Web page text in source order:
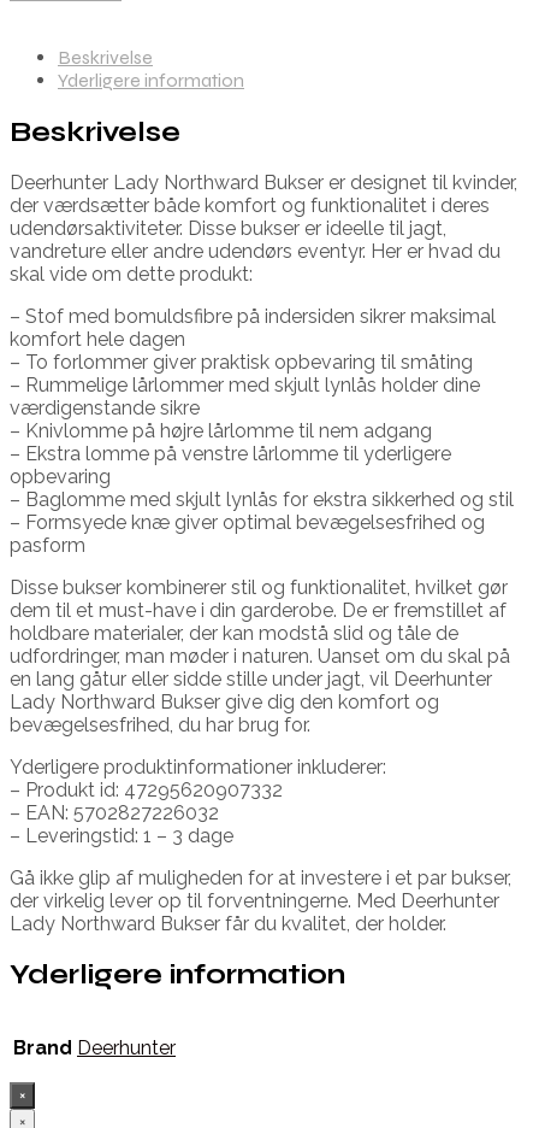
Beskrivelse
Yderligere information
Beskrivelse
Deerhunter Lady Northward Bukser er designet til kvinder,
der værdsætter både komfort og funktionalitet i deres
udendørsaktiviteter. Disse bukser er ideelle til jagt,
vandreture eller andre udendørs eventyr. Her er hvad du
skal vide om dette produkt:
– Stof med bomuldsfibre på indersiden sikrer maksimal
komfort hele dagen
– To forlommer giver praktisk opbevaring til småting
– Rummelige lårlommer med skjult lynlås holder dine
værdigenstande sikre
– Knivlomme på højre lårlomme til nem adgang
– Ekstra lomme på venstre lårlomme til yderligere
opbevaring
– Baglomme med skjult lynlås for ekstra sikkerhed og stil
– Formsyede knæ giver optimal bevægelsesfrihed og
pasform
Disse bukser kombinerer stil og funktionalitet, hvilket gør
dem til et must-have i din garderobe. De er fremstillet af
holdbare materialer, der kan modstå slid og tåle de
udfordringer, man møder i naturen. Uanset om du skal på
en lang gåtur eller sidde stille under jagt, vil Deerhunter
Lady Northward Bukser give dig den komfort og
bevægelsesfrihed, du har brug for.
Yderligere produktinformationer inkluderer:
– Produkt id: 47295620907332
– EAN: 5702827226032
– Leveringstid: 1 – 3 dage
Gå ikke glip af muligheden for at investere i et par bukser,
der virkelig lever op til forventningerne. Med Deerhunter
Lady Northward Bukser får du kvalitet, der holder.
Yderligere information
Brand Deerhunter
×
×